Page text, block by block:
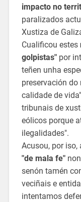
impacto no
paralizados
Xustiza de
Cualificou estes
golpistas"por
teñen unha
preservación
calidade de
tribunais de
eólicos porque
ilegalidades".
Acusou, por iso,
"de mala fe"non
senón tamén
veciñais e
intentamos